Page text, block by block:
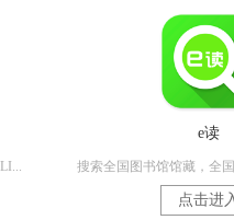
e读
搜索全国图书馆馆藏，全
点击进